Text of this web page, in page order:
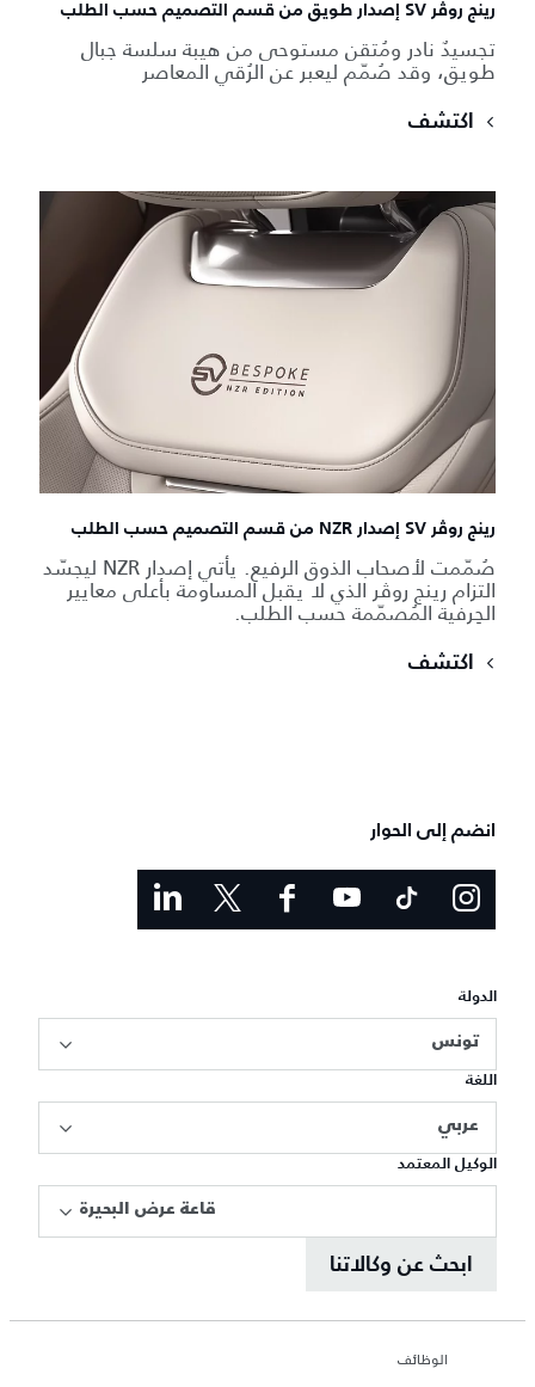
رينج روڤر SV إصدار طويق من قسم التصميم حسب الطلب
تجسيدٌ نادر ومُتقن مستوحى من هيبة سلسة جبال
طويق، وقد صُمّم ليعبر عن الرُقي المعاصر
اكتشف
رينج روڤر SV إصدار NZR من قسم التصميم حسب الطلب
صُمّمت لأصحاب الذوق الرفيع. يأتي إصدار NZR ليجسّد
التزام رينج روڤر الذي لا يقبل المساومة بأعلى معايير
الحِرفية المُصمّمة حسب الطلب.
اكتشف
انضم إلى الحوار
الدولة
تونس
اللغة
عربي
الوكيل المعتمد
قاعة عرض البحيرة
ابحث عن وكالاتنا
الوظائف